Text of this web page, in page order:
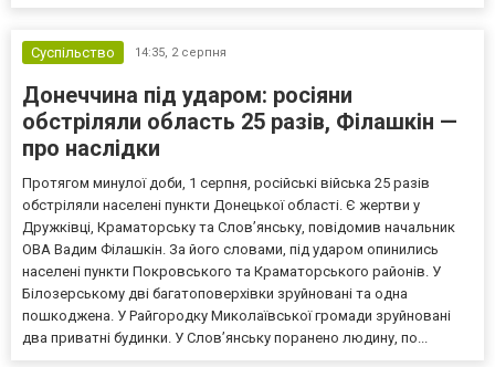
Суспільство 14:35, 2 серпня
Донеччина під ударом: росіяни
обстріляли область 25 разів, Філашкін —
про наслідки
Протягом минулої доби, 1 серпня, російські війська 25 разів
обстріляли населені пункти Донецької області. Є жертви у
Дружківці, Краматорську та Слов’янську, повідомив начальник
ОВА Вадим Філашкін. За його словами, під ударом опинились
населені пункти Покровського та Краматорського районів. У
Білозерському дві багатоповерхівки зруйновані та одна
пошкоджена. У Райгородку Миколаївської громади зруйновані
два приватні будинки. У Слов’янську поранено людину, по...